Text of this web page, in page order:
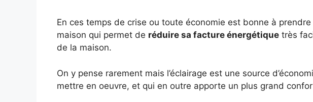
En ces temps de crise ou toute économie est bonne à
maison qui permet de réduire sa facture énergétique très
de la maison.
On y pense rarement mais l’éclairage est une source
mettre en oeuvre, et qui en outre apporte un plus grand